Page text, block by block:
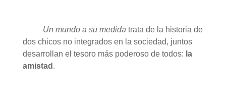
Un mundo a su medida trata de la historia de
dos chicos no integrados en la sociedad, juntos
desarrollan el tesoro más poderoso de todos: la
amistad .